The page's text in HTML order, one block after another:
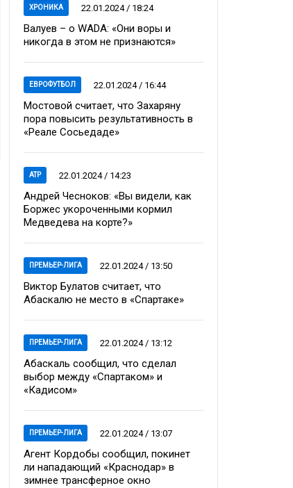
ХРОНИКА 22.01.2024 / 18:24
Валуев – о WADA: «Они воры и
никогда в этом не признаются»
ЕВРОФУТБОЛ 22.01.2024 / 16:44
Мостовой считает, что Захаряну
пора повысить результативность в
«Реале Сосьедаде»
ATP 22.01.2024 / 14:23
Андрей Чесноков: «Вы видели, как
Боржес укороченными кормил
Медведева на корте?»
ПРЕМЬЕР-ЛИГА 22.01.2024 / 13:50
Виктор Булатов считает, что
Абаскалю не место в «Спартаке»
ПРЕМЬЕР-ЛИГА 22.01.2024 / 13:12
Абаскаль сообщил, что сделал
выбор между «Спартаком» и
«Кадисом»
ПРЕМЬЕР-ЛИГА 22.01.2024 / 13:07
Агент Кордобы сообщил, покинет
ли нападающий «Краснодар» в
зимнее трансферное окно